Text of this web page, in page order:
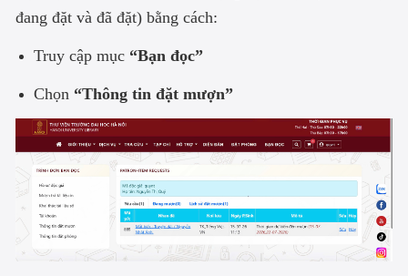
đang đặt và đã đặt) bằng cách:
Truy cập mục “Bạn đọc”
Chọn “Thông tin đặt mượn”